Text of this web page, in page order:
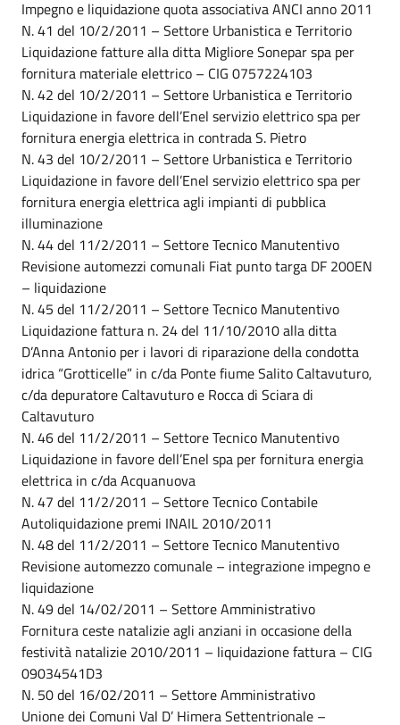
Impegno e liquidazione quota associativa ANCI anno 2011
N. 41 del 10/2/2011 – Settore Urbanistica e Territorio
Liquidazione fatture alla ditta Migliore Sonepar spa per
fornitura materiale elettrico – CIG 0757224103
N. 42 del 10/2/2011 – Settore Urbanistica e Territorio
Liquidazione in favore dell’Enel servizio elettrico spa per
fornitura energia elettrica in contrada S. Pietro
N. 43 del 10/2/2011 – Settore Urbanistica e Territorio
Liquidazione in favore dell’Enel servizio elettrico spa per
fornitura energia elettrica agli impianti di pubblica
illuminazione
N. 44 del 11/2/2011 – Settore Tecnico Manutentivo
Revisione automezzi comunali Fiat punto targa DF 200EN
– liquidazione
N. 45 del 11/2/2011 – Settore Tecnico Manutentivo
Liquidazione fattura n. 24 del 11/10/2010 alla ditta
D’Anna Antonio per i lavori di riparazione della condotta
idrica “Grotticelle” in c/da Ponte fiume Salito Caltavuturo,
c/da depuratore Caltavuturo e Rocca di Sciara di
Caltavuturo
N. 46 del 11/2/2011 – Settore Tecnico Manutentivo
Liquidazione in favore dell’Enel spa per fornitura energia
elettrica in c/da Acquanuova
N. 47 del 11/2/2011 – Settore Tecnico Contabile
Autoliquidazione premi INAIL 2010/2011
N. 48 del 11/2/2011 – Settore Tecnico Manutentivo
Revisione automezzo comunale – integrazione impegno e
liquidazione
N. 49 del 14/02/2011 – Settore Amministrativo
Fornitura ceste natalizie agli anziani in occasione della
festività natalizie 2010/2011 – liquidazione fattura – CIG
09034541D3
N. 50 del 16/02/2011 – Settore Amministrativo
Unione dei Comuni Val D’ Himera Settentrionale –